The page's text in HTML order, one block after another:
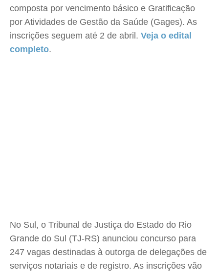
composta por vencimento básico e Gratificação
por Atividades de Gestão da Saúde (Gages). As
inscrições seguem até 2 de abril. Veja o edital
completo.
No Sul, o Tribunal de Justiça do Estado do Rio
Grande do Sul (TJ-RS) anunciou concurso para
247 vagas destinadas à outorga de delegações de
serviços notariais e de registro. As inscrições vão